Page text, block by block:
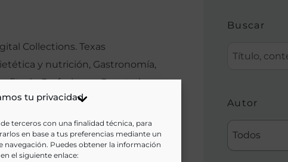
tu privacidad
terceros con una finalidad técnica, para
en base a tus preferencias mediante un
navegación. Puedes obtener la información
el siguiente enlace:
Collections. Texas
y nutrición, Gastronomía,
Profesiones, Recetarios
mexicana, Cocineras, Dulces,
Repostería
Buscar
Autor
Todos